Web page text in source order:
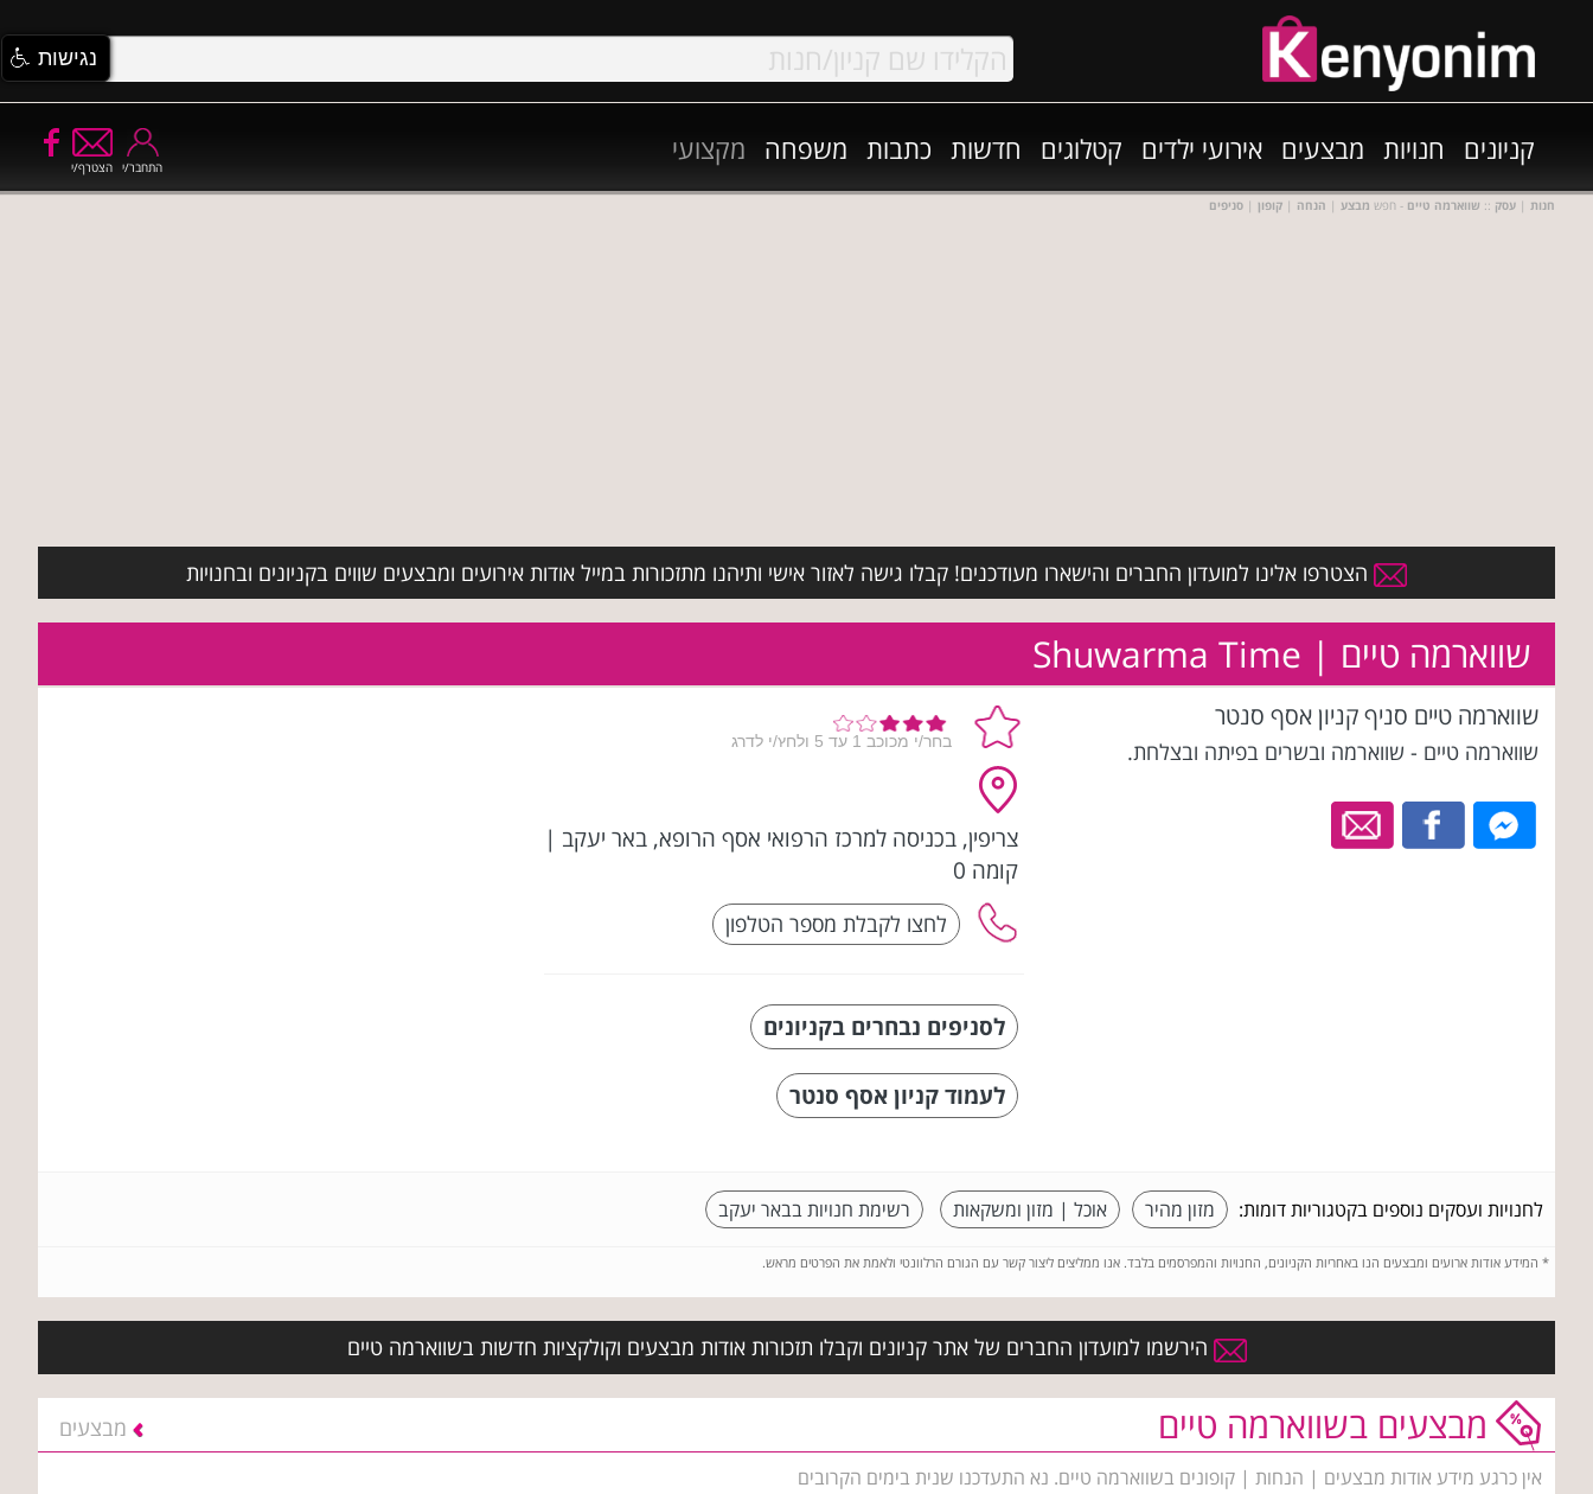
קניונים חנויות מבצעים אירועי ילדים קטלוגים חדשות כתבות משפחה מקצועי
הצטרף/י התחבר/י
חנות | עסק :: שווארמה טיים - חפש מבצע | הנחה | קופון | סניפים
הצטרפו אלינו למועדון החברים והישארו מעודכנים! קבלו גישה לאזור אישי ותיהנו מתזכורות במייל אודות אירועים ומבצעים שווים בקניונים ובחנויות
שווארמה טיים | Shuwarma Time
שווארמה טיים סניף קניון אסף סנטר
שווארמה טיים - שווארמה ובשרים בפיתה ובצלחת.
צריפין, בכניסה למרכז הרפואי אסף הרופא, באר יעקב |
קומה 0
לסניפים נבחרים בקניונים
לעמוד קניון אסף סנטר
לחנויות ועסקים נוספים בקטגוריות דומות: מזון מהיר אוכל | מזון ומשקאות רשימת חנויות בבאר יעקב
* המידע אודות ארועים ומבצעים הנו באחריות הקניונים, החנויות והמפרסמים בלבד. אנו ממליצים ליצור קשר עם הגורם הרלוונטי ולאמת את הפרטים מראש.
הירשמו למועדון החברים של אתר קניונים וקבלו תזכורות אודות מבצעים וקולקציות חדשות בשווארמה טיים
מבצעים בשווארמה טיים מבצעים
אין כרגע מידע אודות מבצעים | הנחות | קופונים בשווארמה טיים. נא התעדכנו שנית בימים הקרובים
נגישות